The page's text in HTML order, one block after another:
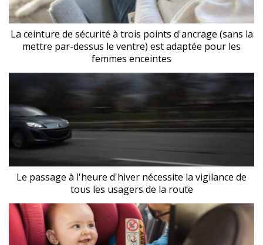
La ceinture de sécurité à trois points d'ancrage (sans la
mettre par-dessus le ventre) est adaptée pour les
femmes enceintes
Le passage à l'heure d'hiver nécessite la vigilance de
tous les usagers de la route